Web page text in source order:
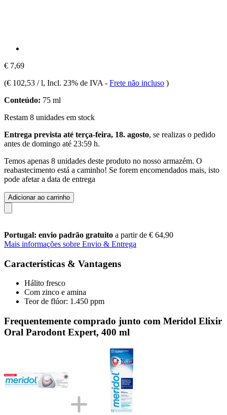
€ 7,69
(€ 102,53 / l, Incl. 23% de IVA - Frete não incluso )
Conteúdo: 75 ml
Restam 8 unidades em stock
Entrega prevista até terça-feira, 18. agosto, se realizas o pedido
antes de domingo até 23:59 h.
Temos apenas 8 unidades deste produto no nosso armazém. O
reabastecimento está a caminho! Se forem encomendados mais, isto
pode afetar a data de entrega
Adicionar ao carrinho
Portugal: envio padrão gratuito a partir de € 64,90
Mais informações sobre Envio & Entrega
Características & Vantagens
Hálito fresco
Com zinco e amina
Teor de flúor: 1.450 ppm
Frequentemente comprado junto com Meridol Elixir
Oral Parodont Expert, 400 ml